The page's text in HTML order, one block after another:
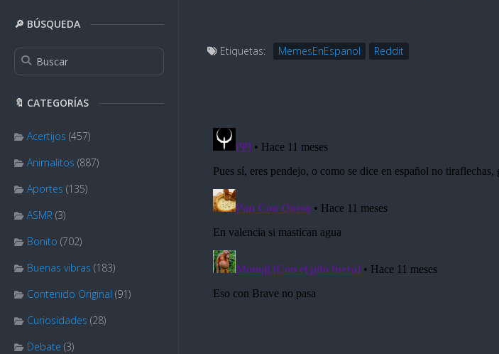
🔎 BÚSQUEDA
🔖 CATEGORÍAS
Acertijos (457)
Animalitos (887)
Aportes (135)
ASMR (3)
Bonito (702)
Buenas vibras (183)
Contenido Original (91)
Curiosidades (28)
Debate (3)
Etiquetas: MemesEnEspanol Reddit